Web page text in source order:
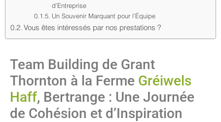
d’Entreprise
Un Souvenir Marquant pour l’Équipe
Vous êtes intéressés par nos prestations ?
Team Building de Grant
Thornton à la Ferme Gréiwels
Haff, Bertrange : Une Journée
de Cohésion et d’Inspiration